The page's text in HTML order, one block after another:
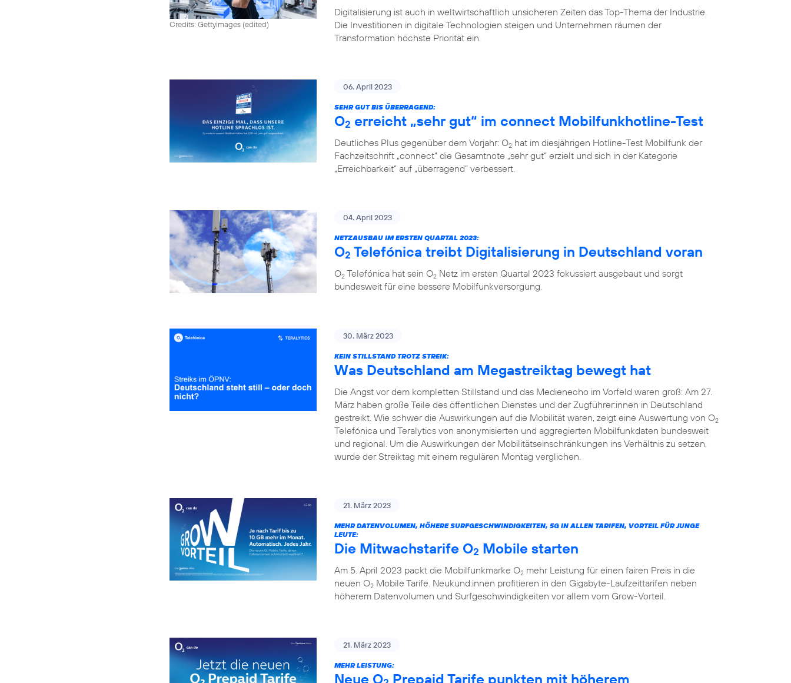
Credits: Gettyimages (edited)
Digitalisierung ist auch in weltwirtschaftlich unsicheren Zeiten das Top-Thema der Industrie.
Die Investitionen in digitale Technologien steigen und Unternehmen räumen der
Transformation höchste Priorität ein.
06. April 2023
SEHR GUT BIS ÜBERRAGEND:
O2 erreicht „sehr gut“ im connect Mobilfunkhotline-Test
Deutliches Plus gegenüber dem Vorjahr: O2 hat im diesjährigen Hotline-Test Mobilfunk der
Fachzeitschrift „connect“ die Gesamtnote „sehr gut“ erzielt und sich in der Kategorie
„Erreichbarkeit“ auf „überragend“ verbessert.
04. April 2023
NETZAUSBAU IM ERSTEN QUARTAL 2023:
O2 Telefónica treibt Digitalisierung in Deutschland voran
O2 Telefónica hat sein O2 Netz im ersten Quartal 2023 fokussiert ausgebaut und sorgt
bundesweit für eine bessere Mobilfunkversorgung.
30. März 2023
KEIN STILLSTAND TROTZ STREIK:
Was Deutschland am Megastreiktag bewegt hat
Die Angst vor dem kompletten Stillstand und das Medienecho im Vorfeld waren groß: Am 27.
März haben große Teile des öffentlichen Dienstes und der Zugführer:innen in Deutschland
gestreikt. Wie schwer die Auswirkungen auf die Mobilität waren, zeigt eine Auswertung von O2
Telefónica und Teralytics von anonymisierten und aggregierten Mobilfunkdaten bundesweit
und regional. Um die Auswirkungen der Mobilitätseinschränkungen ins Verhältnis zu setzen,
wurde der Streiktag mit einem regulären Montag verglichen.
21. März 2023
MEHR DATENVOLUMEN, HÖHERE SURFGESCHWINDIGKEITEN, 5G IN ALLEN TARIFEN, VORTEIL FÜR JUNGE
LEUTE:
Die Mitwachstarife O2 Mobile starten
Am 5. April 2023 packt die Mobilfunkmarke O2 mehr Leistung für einen fairen Preis in die
neuen O2 Mobile Tarife. Neukund:innen profitieren in den Gigabyte-Laufzeittarifen neben
höherem Datenvolumen und Surfgeschwindigkeiten vor allem vom Grow-Vorteil.
21. März 2023
MEHR LEISTUNG:
Neue O Prepaid Tarife punkten mit höherem